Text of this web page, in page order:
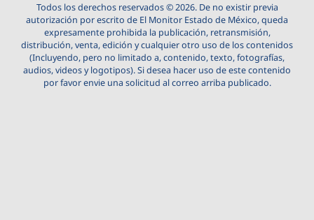
Todos los derechos reservados © 2026. De no existir previa
autorización por escrito de El Monitor Estado de México, queda
expresamente prohibida la publicación, retransmisión,
distribución, venta, edición y cualquier otro uso de los contenidos
(Incluyendo, pero no limitado a, contenido, texto, fotografías,
audios, videos y logotipos). Si desea hacer uso de este contenido
por favor envie una solicitud al correo arriba publicado.